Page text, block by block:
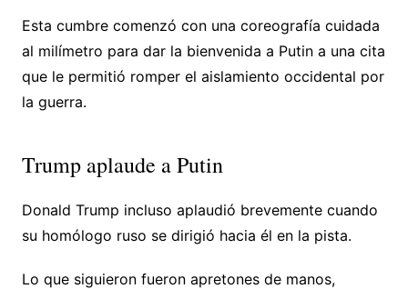
Esta cumbre comenzó con una coreografía cuidada
al milímetro para dar la bienvenida a Putin a una cita
que le permitió romper el aislamiento occidental por
la guerra.
Trump aplaude a Putin
Donald Trump incluso aplaudió brevemente cuando
su homólogo ruso se dirigió hacia él en la pista.
Lo que siguieron fueron apretones de manos,